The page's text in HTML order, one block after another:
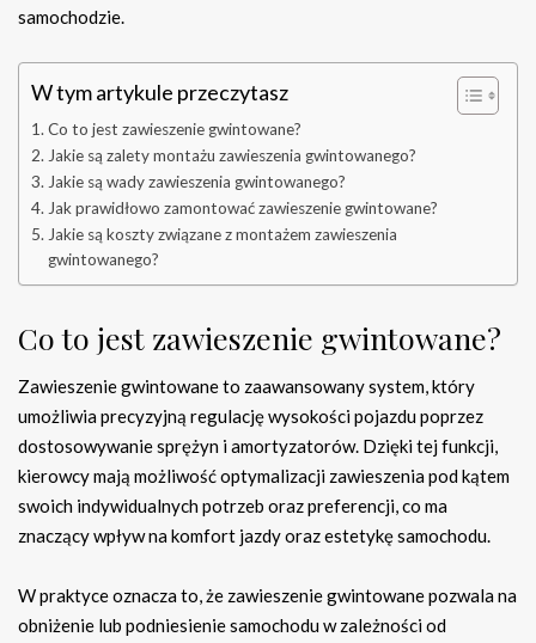
samochodzie.
W tym artykule przeczytasz
Co to jest zawieszenie gwintowane?
Jakie są zalety montażu zawieszenia gwintowanego?
Jakie są wady zawieszenia gwintowanego?
Jak prawidłowo zamontować zawieszenie gwintowane?
Jakie są koszty związane z montażem zawieszenia
gwintowanego?
Co to jest zawieszenie gwintowane?
Zawieszenie gwintowane to zaawansowany system, który
umożliwia precyzyjną regulację wysokości pojazdu poprzez
dostosowywanie sprężyn i amortyzatorów. Dzięki tej funkcji,
kierowcy mają możliwość optymalizacji zawieszenia pod kątem
swoich indywidualnych potrzeb oraz preferencji, co ma
znaczący wpływ na komfort jazdy oraz estetykę samochodu.
W praktyce oznacza to, że zawieszenie gwintowane pozwala na
obniżenie lub podniesienie samochodu w zależności od